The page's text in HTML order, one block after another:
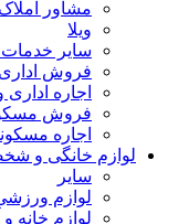
مشاور املاک
ویلا
سایر خدمات
فروش
اجاره
فروش
اجاره
لوازم خانگی و
سایر
لوازم
لوازم خانه